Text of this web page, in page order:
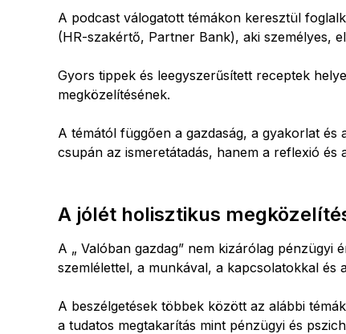
A podcast válogatott témákon keresztül
(HR-szakértő, Partner Bank), aki személyes,
Gyors tippek és leegyszerűsített receptek
megközelítésének.
A témától függően a gazdaság, a gyakorlat
csupán az ismeretátadás, hanem a reflexió és
A jólét holisztikus
A „ Valóban gazdag” nem kizárólag
szemlélettel, a munkával, a kapcsolatokkal és
A beszélgetések többek között az alábbi
a tudatos megtakarítás mint pénzügyi és